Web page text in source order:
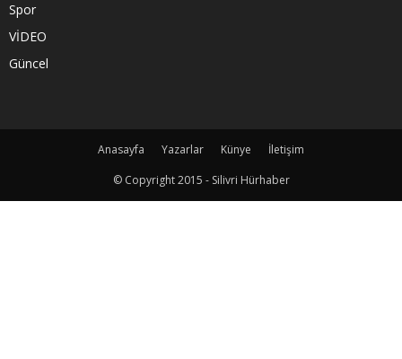
Spor
VİDEO
Güncel
Anasayfa Yazarlar Künye
İletişim
© Copyright 2015 - Silivri Hürhaber